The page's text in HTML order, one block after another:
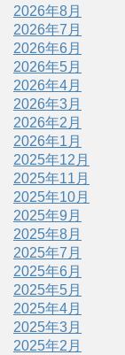
2026年8月
2026年7月
2026年6月
2026年5月
2026年4月
2026年3月
2026年2月
2026年1月
2025年12月
2025年11月
2025年10月
2025年9月
2025年8月
2025年7月
2025年6月
2025年5月
2025年4月
2025年3月
2025年2月